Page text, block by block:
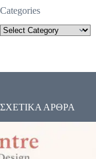
Categories
ΣΧΕΤΙΚΑ ΑΡΘΡΑ